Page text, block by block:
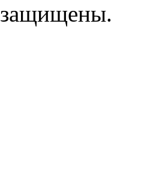
защищены.